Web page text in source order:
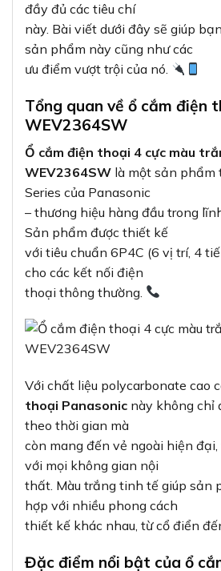
đầy đủ các tiêu chí
này. Bài viết dưới đây sẽ giúp
sản phẩm này cũng như các
ưu điểm vượt trội của nó.
Tổng quan về ổ cắm điện
WEV2364SW
Ổ cắm điện thoại 4 cực màu
WEV2364SW là một sản phẩm
Series của Panasonic
– thương hiệu hàng đầu trong
Sản phẩm được thiết kế
với tiêu chuẩn 6P4C (6 vị trí, 4
cho các kết nối điện
thoại thông thường.
Với chất liệu polycarbonate cao
thoại Panasonic này không chỉ
theo thời gian mà
còn mang đến vẻ ngoài hiện
với mọi không gian nội
thất. Màu trắng tinh tế giúp sản
hợp với nhiều phong cách
thiết kế khác nhau, từ cổ điển
Đặc điểm nổi bật của ổ